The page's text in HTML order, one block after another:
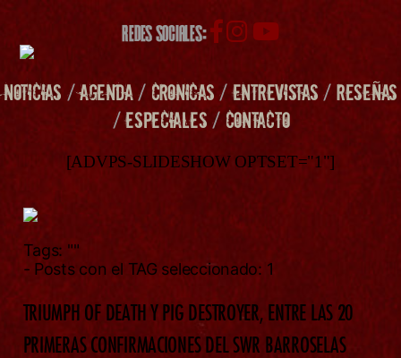
REDES SOCIALES:
NOTICIAS /AGENDA/ CRONICAS/ENTREVISTAS/RESEÑAS
/ESPECIALES/ CONTACTO
[ADVPS-SLIDESHOW OPTSET="1"]
Tags: ""
- Posts con el TAG seleccionado: 1
TRIUMPH OF DEATH Y PIG DESTROYER, ENTRE LAS 20
PRIMERAS CONFIRMACIONES DEL SWR BARROSELAS